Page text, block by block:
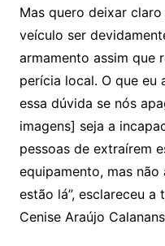
Mas quero deixar
veículo ser
armamento assim que
perícia local. O que eu
essa dúvida se nós
imagens] seja a
pessoas de extraírem
equipamento, mas não
estão lá”, esclareceu a
Cenise Araújo